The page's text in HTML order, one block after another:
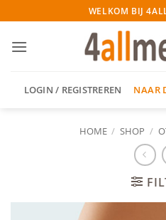
naar
inhoud
WELKOM BIJ
LOGIN / REGISTREREN NAAR
HOME / SHOP /